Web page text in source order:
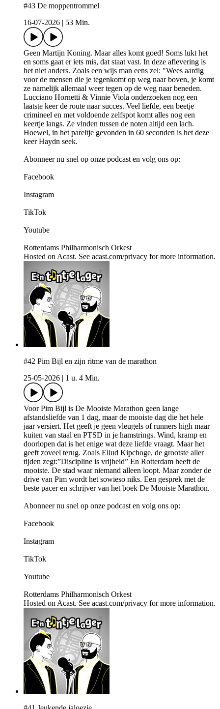
#43 De moppentrommel
16-07-2026 | 53 Min.
Geen Martijn Koning. Maar alles komt goed! Soms lukt het
en soms gaat er iets mis, dat staat vast. In deze aflevering is
het niet anders. Zoals een wijs man eens zei: "Wees aardig
voor de mensen die je tegenkomt op weg naar boven, je komt
ze namelijk allemaal weer tegen op de weg naar beneden.
Lucciano Hornetti & Vinnie Viola onderzoeken nog een
laatste keer de route naar succes. Veel liefde, een beetje
crimineel en met voldoende zelfspot komt alles nog een
keertje langs. Ze vinden tussen de noten altijd een lach.
Hoewel, in het pareltje gevonden in 60 seconden is het deze
keer Haydn seek.
Abonneer nu snel op onze podcast en volg ons op:
Facebook
Instagram
TikTok
Youtube
Rotterdams Philharmonisch Orkest
Hosted on Acast. See acast.com/privacy for more information.
#42 Pim Bijl en zijn ritme van de marathon
25-05-2026 | 1 u. 4 Min.
Voor Pim Bijl is De Mooiste Marathon geen lange
afstandsliefde van 1 dag, maar de mooiste dag die het hele
jaar versiert. Het geeft je geen vleugels of runners high maar
kuiten van staal en PTSD in je hamstrings. Wind, kramp en
doorlopen dat is het enige wat deze liefde vraagt. Maar het
geeft zoveel terug. Zoals Eliud Kipchoge, de grootste aller
tijden zegt:”Discipline is vrijheid” En Rotterdam heeft de
mooiste. De stad waar niemand alleen loopt. Maar zonder de
drive van Pim wordt het sowieso niks. Een gesprek met de
beste pacer en schrijver van het boek De Mooiste Marathon.
Abonneer nu snel op onze podcast en volg ons op:
Facebook
Instagram
TikTok
Youtube
Rotterdams Philharmonisch Orkest
Hosted on Acast. See acast.com/privacy for more information.